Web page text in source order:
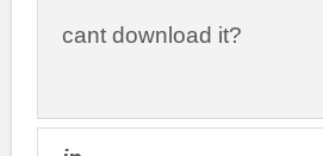
cant download it?